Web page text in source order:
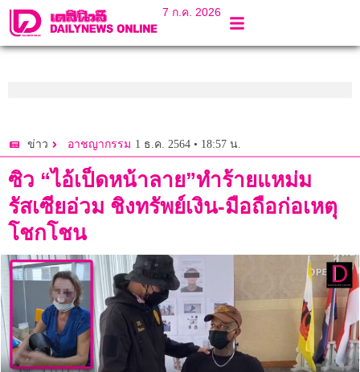
7 ก.ค. 2026
ข่าว อาชญากรรม 1 ธ.ค. 2564 • 18:57 น.
ซิว “ไอ้เป็ดหน้าลาย”ทำร้ายแหม่ม
รัสเซียอ่วม ชิงทรัพย์เงิน-มือถือก่อเหตุ
โชกโชน